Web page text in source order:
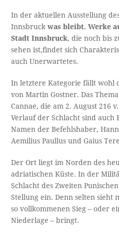
In der aktuellen Ausstellung
Innsbruckwas bleibt. Werke
Stadt Innsbruck, die noch bis
sehen ist,findet sich
auch Unerwartetes.
In letztere Kategorie fällt wohl
von Martin Gostner. Das
Cannae, die am 2. August 216
Verlauf der Schlacht sind auch
Namen der Befehlshaber,
Aemilius Paullus und Gaius
Der Ort liegt im Norden des
adriatischen Küste. In der
Schlacht des Zweiten
Stellung ein. Denn selten sieht
so vollkommenen Sieg – oder
Niederlage – bringt.